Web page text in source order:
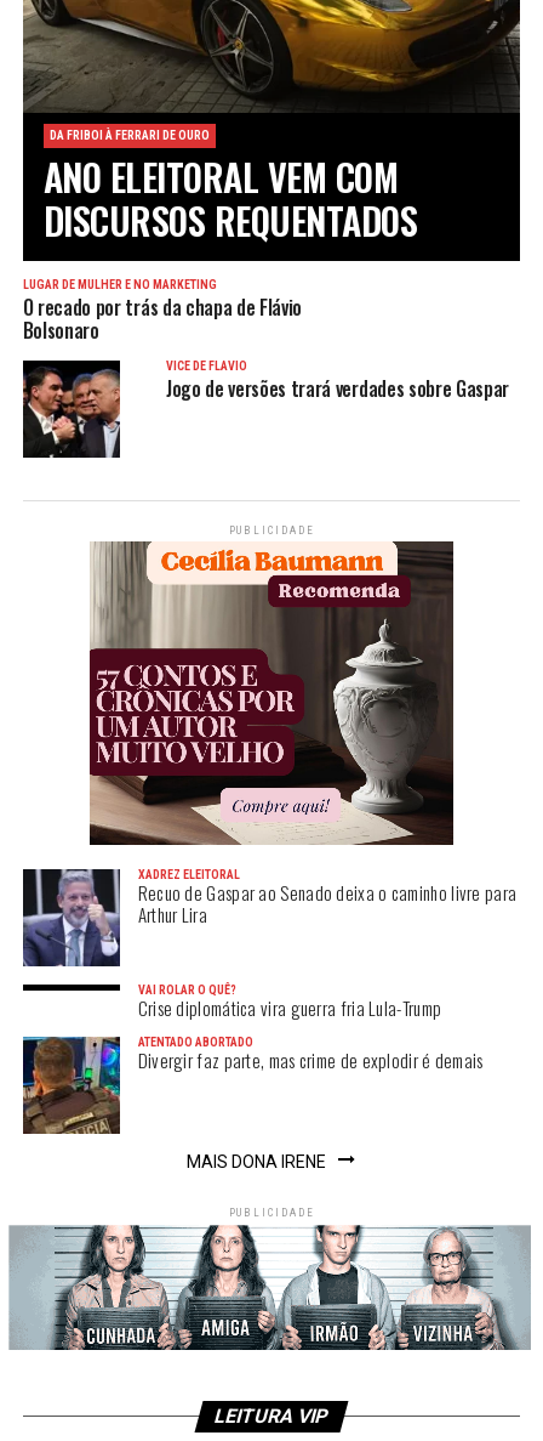
DA FRIBOI À FERRARI DE OURO
ANO ELEITORAL VEM COM
DISCURSOS REQUENTADOS
LUGAR DE MULHER É NO MARKETING
O recado por trás da chapa de Flávio
Bolsonaro
VICE DE FLÁVIO
Jogo de versões trará verdades sobre Gaspar
PUBLICIDADE
XADREZ ELEITORAL
Recuo de Gaspar ao Senado deixa o caminho livre para
Arthur Lira
VAI ROLAR O QUÊ?
Crise diplomática vira guerra fria Lula-Trump
ATENTADO ABORTADO
Divergir faz parte, mas crime de explodir é demais
MAIS DONA IRENE
PUBLICIDADE
LEITURA VIP